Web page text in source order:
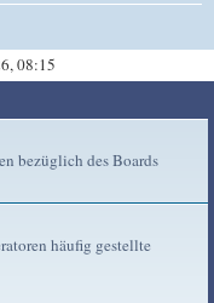
08:15
bezüglich des Boards
häufig gestellte